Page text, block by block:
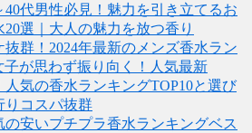
40代男性必見！魅力を引き立てるお
選｜大人の魅力を放つ香り
抜群！2024年最新のメンズ香水ラン
子が思わず振り向く！人気最新
人気の香水ランキングTOP10と選び
りコスパ抜群
の安いプチプラ香水ランキングベス